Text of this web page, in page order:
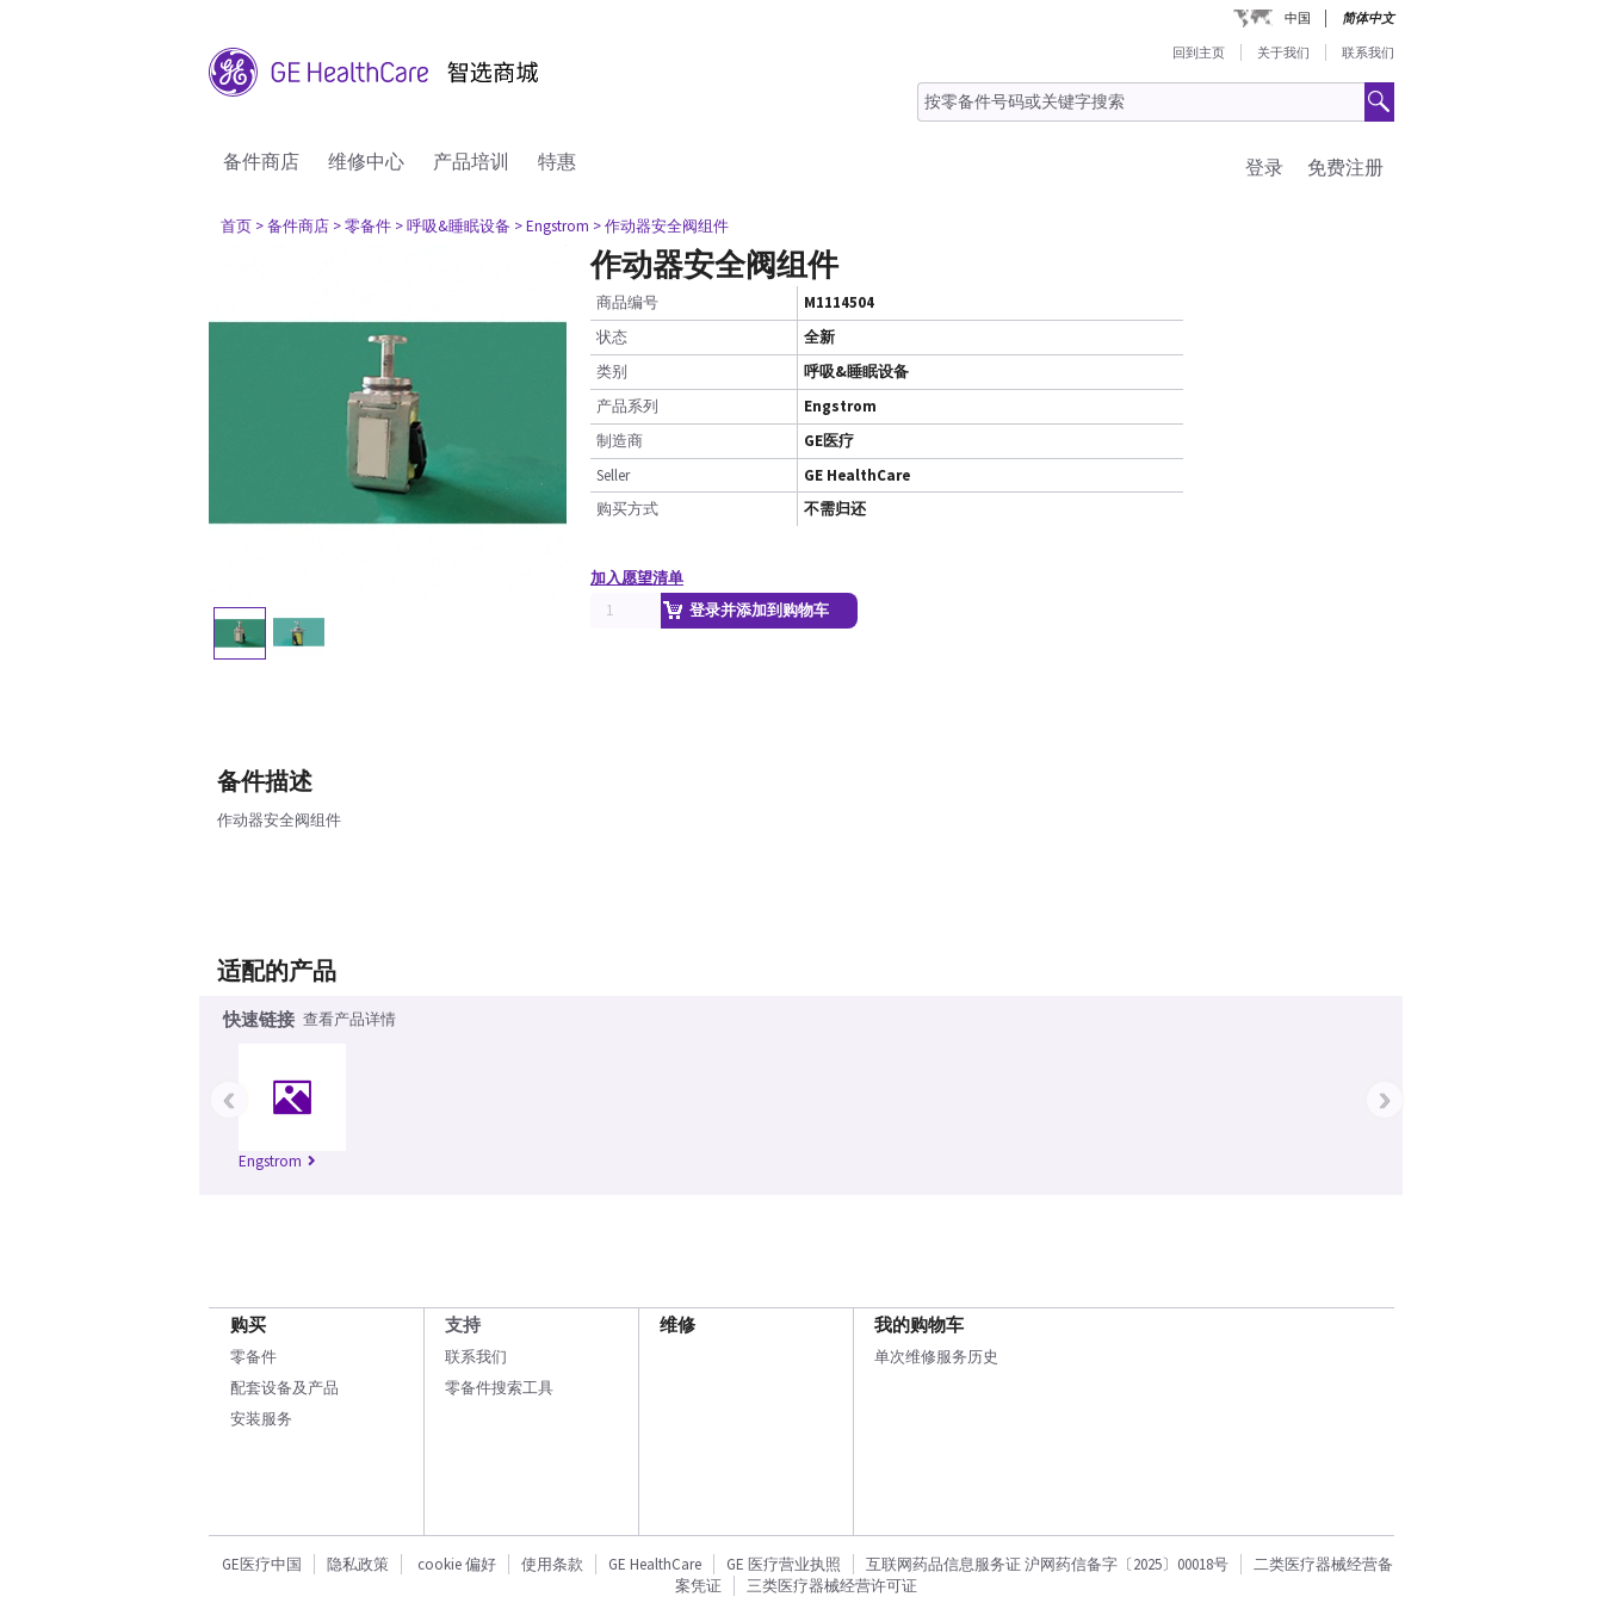
中国 简体中文
回到主页 关于我们 联系我们
备件商店 维修中心 产品培训 特惠 免费注册
登录
首页 > 备件商店 > 零备件 > 呼吸&睡眠设备 > Engstrom > 作动器安全阀组件
作动器安全阀组件
商品编号
M1114504
状态
全新
类别
呼吸&睡眠设备
产品系列
Engstrom
制造商
GE医疗
Seller
GE HealthCare
购买方式
不需归还
加入愿望清单
登录并添加到购物车
备件描述
作动器安全阀组件
适配的产品
快速链接 查看产品详情
Engstrom
‹ ›
购买
零备件
配套设备及产品
安装服务
支持
联系我们
零备件搜索工具
维修 我的购物车
单次维修服务历史
GE医疗中国 隐私政策 cookie 偏好 使用条款 GE HealthCare GE 医疗营业执照 互联网药品信息服务证 沪网药信备字〔2025〕00018号
二类医疗器械经营备
案凭证
三类医疗器械经营许可证